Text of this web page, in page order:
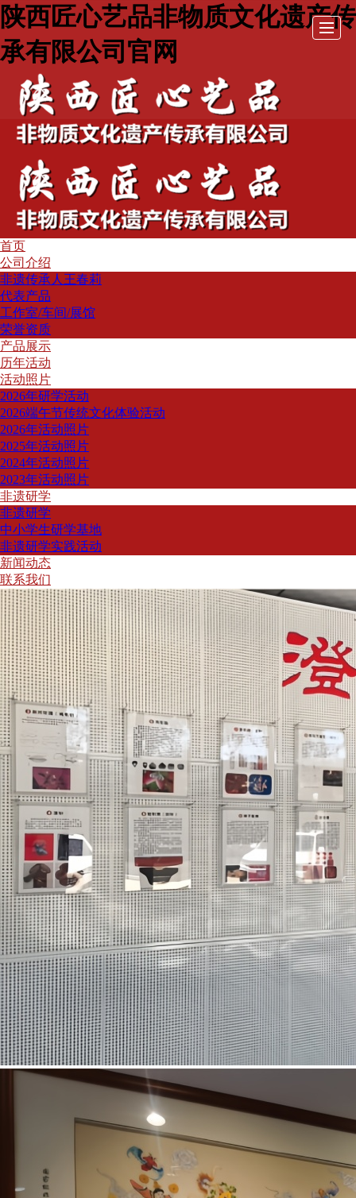
陕西匠心艺品非物质文化遗产传
承有限公司官网
首页
非遗
研学 动态 我们
首页
公司介绍
非遗传承人王春莉
代表产品
工作室/车间/展馆
荣誉资质
产品展示
历年活动
活动照片
2026年研学活动
2026端午节传统文化体验活动
2026年活动照片
2025年活动照片
2024年活动照片
2023年活动照片
非遗研学
非遗研学
中小学生研学基地
非遗研学实践活动
新闻动态
联系我们